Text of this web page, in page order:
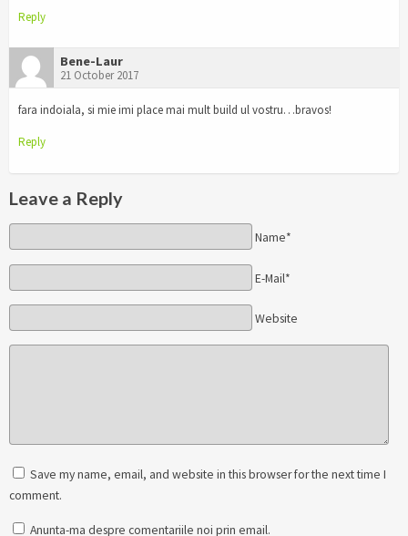
Reply
Bene-Laur
21 October 2017
fara indoiala, si mie imi place mai mult build ul vostru…bravos!
Reply
Leave a Reply
Name*
E-Mail*
Website
Save my name, email, and website in this browser for the next time I
comment.
Anunta-ma despre comentariile noi prin email.